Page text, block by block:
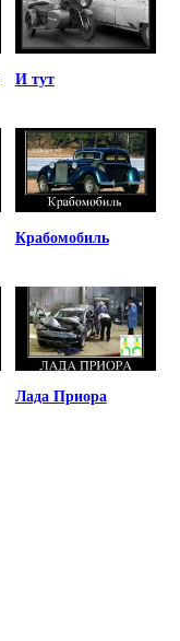
И тут
Крабомобиль
Лада Приора